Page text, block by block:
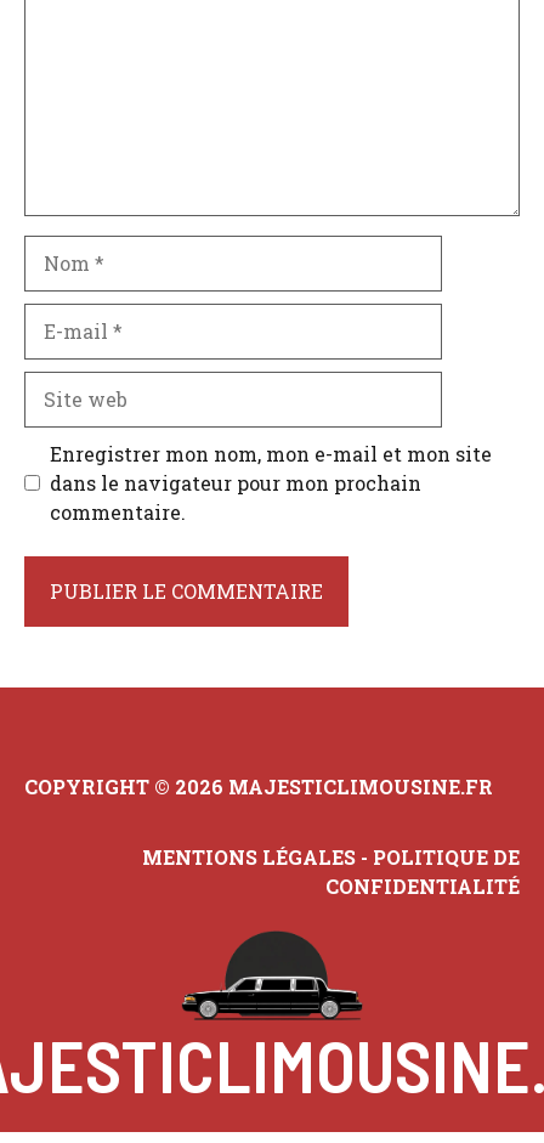
mail
web
Enregistrer mon nom, mon e-mail et mon site
dans le navigateur pour mon prochain
commentaire.
COPYRIGHT © 2026 MAJESTICLIMOUSINE.FR
MENTIONS LÉGALES - POLITIQUE DE
CONFIDENTIALITÉ